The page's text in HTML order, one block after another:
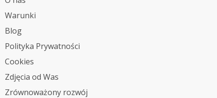
Warunki
Blog
Polityka Prywatności
Cookies
Zdjęcia od Was
Zrównoważony rozwój